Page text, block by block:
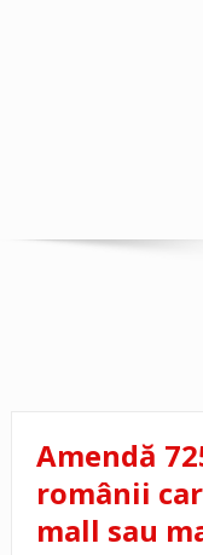
Amendă
românii
mall sau